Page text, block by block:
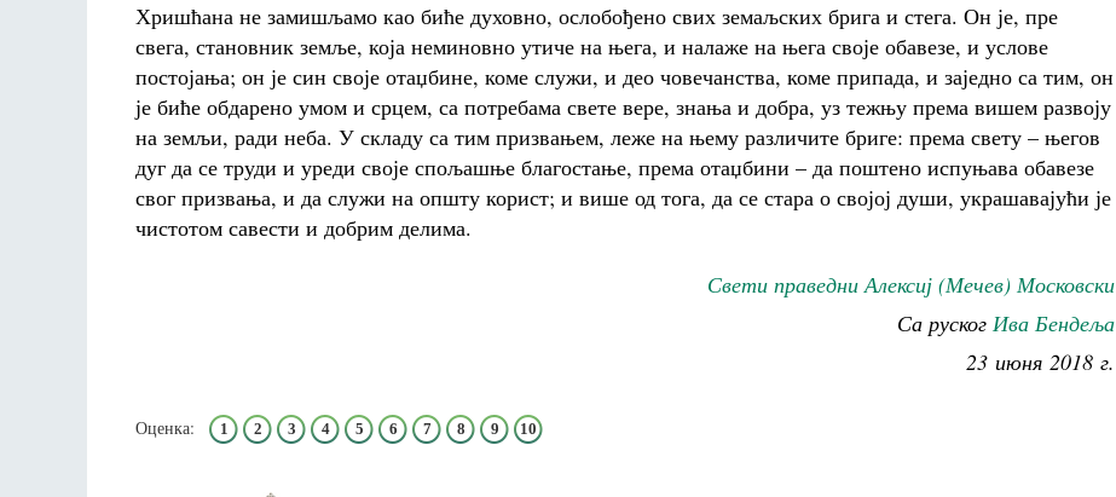
Хришћана не замишљамо као биће духовно, ослобођено свих земаљских брига и стега. Он је, пре
свега, становник земље, која неминовно утиче на њега, и налаже на њега своје обавезе, и услове
постојања; он је син своје отаџбине, коме служи, и део човечанства, коме припада, и заједно са тим, он
је биће обдарено умом и срцем, са потребама свете вере, знања и добра, уз тежњу према вишем развоју
на земљи, ради неба. У складу са тим призвањем, леже на њему различите бриге: према свету – његов
дуг да се труди и уреди своје спољашње благостање, према отаџбини – да поштено испуњава обавезе
свог призвања, и да служи на општу корист; и више од тога, да се стара о својој души, украшавајући је
чистотом савести и добрим делима.
Свети праведни Алексиј (Мечев) Московски
Са руског Ива Бендеља
23 июня 2018 г.
Оценка: 1 2 3 4 5 6 7 8 9 10